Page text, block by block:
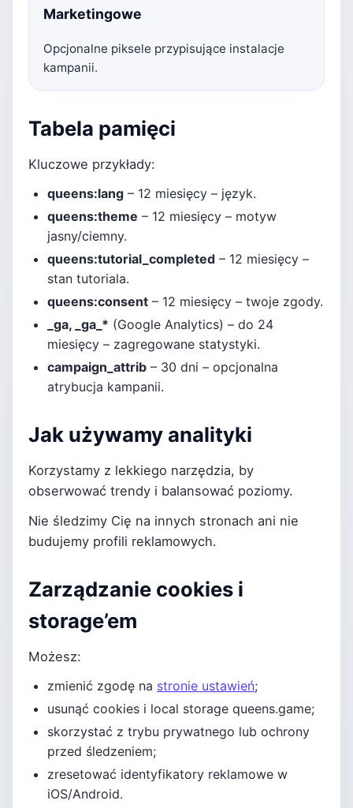
Marketingowe
Opcjonalne piksele przypisujące instalacje
kampanii.
Tabela pamięci
Kluczowe przykłady:
queens:lang – 12 miesięcy – język.
queens:theme – 12 miesięcy – motyw
jasny/ciemny.
queens:tutorial_completed – 12 miesięcy –
stan tutoriala.
queens:consent – 12 miesięcy – twoje zgody.
_ga, _ga_* (Google Analytics) – do 24
miesięcy – zagregowane statystyki.
campaign_attrib – 30 dni – opcjonalna
atrybucja kampanii.
Jak używamy analityki
Korzystamy z lekkiego narzędzia, by
obserwować trendy i balansować poziomy.
Nie śledzimy Cię na innych stronach ani nie
budujemy profili reklamowych.
Zarządzanie cookies i
storage’em
Możesz:
zmienić zgodę na stronie ustawień;
usunąć cookies i local storage queens.game;
skorzystać z trybu prywatnego lub ochrony
przed śledzeniem;
zresetować identyfikatory reklamowe w
iOS/Android.